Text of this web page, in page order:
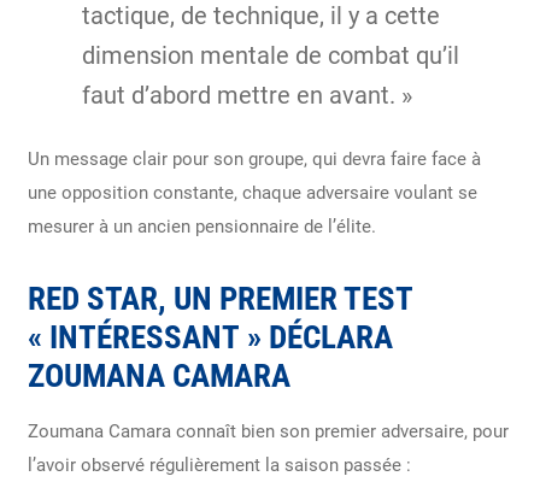
tactique, de technique, il y a cette
dimension mentale de combat qu’il
faut d’abord mettre en avant. »
Un message clair pour son groupe, qui devra faire face à
une opposition constante, chaque adversaire voulant se
mesurer à un ancien pensionnaire de l’élite.
RED STAR, UN PREMIER TEST
« INTÉRESSANT » DÉCLARA
ZOUMANA CAMARA
Zoumana Camara connaît bien son premier adversaire, pour
l’avoir observé régulièrement la saison passée :